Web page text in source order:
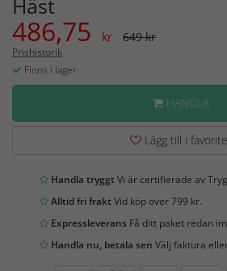
Häst
486,75 kr 649 kr
Prishistorik
Finns i lager
HANDLA
Lägg till i
Handla tryggtVi är certifierade av
Alltid fri fraktVid köp över 799 kr.
Expressleverans Få ditt paket redan
Handla nu, betala sen Välj faktura